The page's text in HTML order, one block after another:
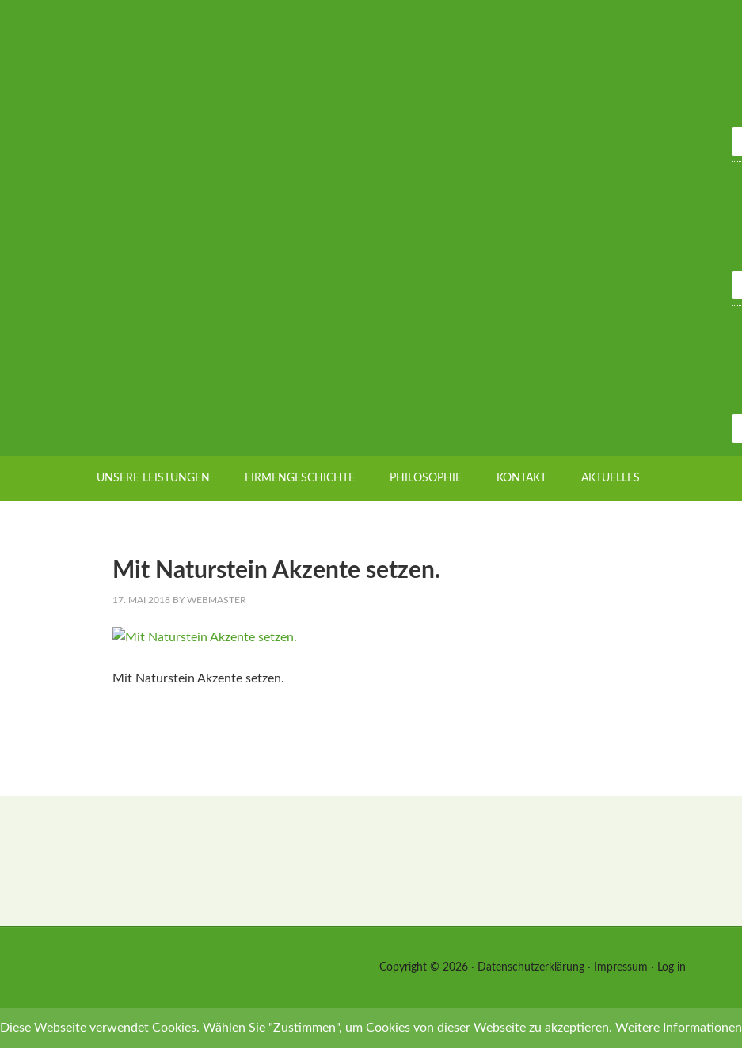
UNSERE LEISTUNGEN FIRMENGESCHICHTE PHILOSOPHIE KONTAKT AKTUELLES
Mit Naturstein Akzente setzen.
17. MAI 2018 BY WEBMASTER
Mit Naturstein Akzente setzen.
Copyright © 2026 · Datenschutzerklärung· Impressum · Log in
Diese Webseite verwendet Cookies. Wählen Sie "Zustimmen", um Cookies von dieser Webseite zu akzeptieren. Weitere Informationen